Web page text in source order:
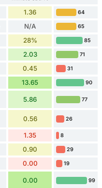
1.36 64
N/A 65
28% 85
2.03 71
0.45 31
13.65 90
5.86 77
0.56 26
1.35 8
0.90 29
0.00 19
0.00 99